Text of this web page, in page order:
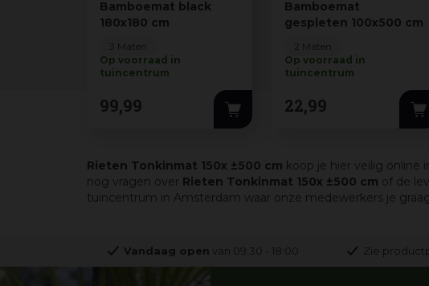
Bamboemat black
180x180 cm
99,99
Op voorraad in
tuincentrum
3 Maten
Bamboemat
gespleten 100x500 cm
22,99
Op voorraad in
tuincentrum
2 Maten
Rieten Tonkinmat 150x ±500 cm koop je hier veilig online
nog vragen over Rieten Tonkinmat 150x ±500 cm of de
tuincentrum in Amsterdam waar onze medewerkers je
Vandaag open van 09:30 18:00 Zie